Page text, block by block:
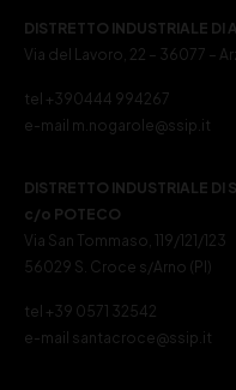
DISTRETTO INDUSTRIALE DI
Via del Lavoro, 22 – 36077 –
tel +390444 994267
e-mail m.nogarole@ssip.it
DISTRETTO INDUSTRIALE DI
c/o POTECO
Via San Tommaso, 119/121/123
56029 S. Croce s/Arno (PI)
tel +39 0571 32542
e-mail santacroce@ssip.it